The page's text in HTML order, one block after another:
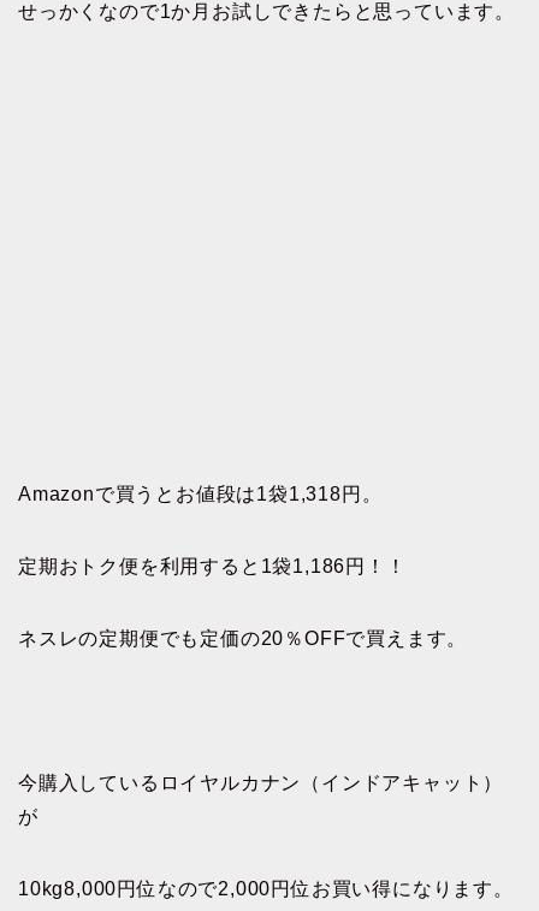
せっかくなので1か月お試しできたらと思っています。
Amazonで買うとお値段は1袋1,318円。
定期おトク便を利用すると1袋1,186円！！
ネスレの定期便でも定価の20％OFFで買えます。
今購入しているロイヤルカナン（インドアキャット）
が
10kg8,000円位なので2,000円位お買い得になります。